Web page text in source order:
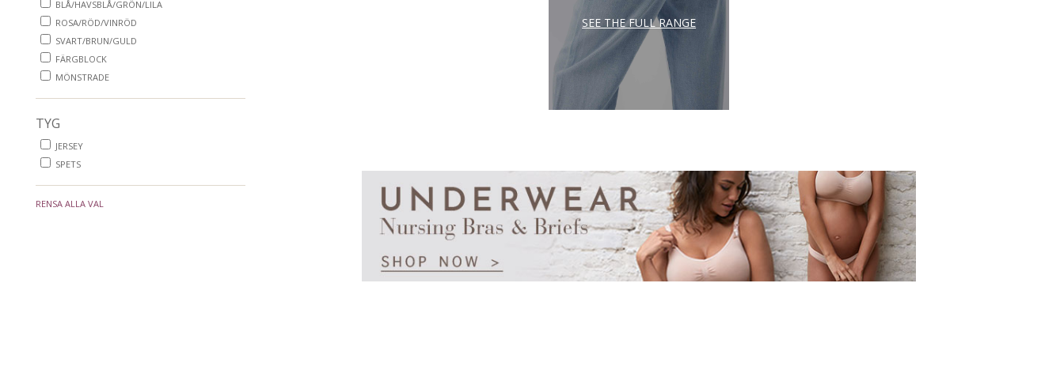
BLÅ/HAVSBLÅ/GRÖN/LILA
ROSA/RÖD/VINRÖD
SVART/BRUN/GULD
FÄRGBLOCK
MÖNSTRADE
TYG
JERSEY
SPETS
RENSA ALLA VAL
SEE THE FULL RANGE